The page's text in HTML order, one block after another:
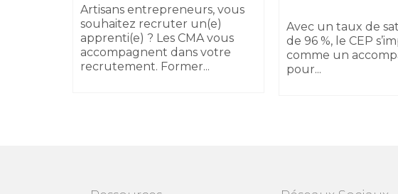
Artisans entrepreneurs, vous
souhaitez recruter un(e)
apprenti(e) ? Les CMA vous
accompagnent dans votre
recrutement. Former...
Avec un taux de
de 96 %, le CEP
comme un
pour...